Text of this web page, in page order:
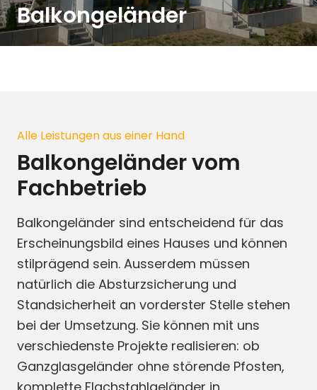
Balkongeländer
Alle Leistungen aus einer Hand
Balkongeländer vom
Fachbetrieb
Balkongeländer sind entscheidend für das
Erscheinungsbild eines Hauses und können
stilprägend sein. Ausserdem müssen
natürlich die Absturzsicherung und
Standsicherheit an vorderster Stelle stehen
bei der Umsetzung. Sie können mit uns
verschiedenste Projekte realisieren: ob
Ganzglasgeländer ohne störende Pfosten,